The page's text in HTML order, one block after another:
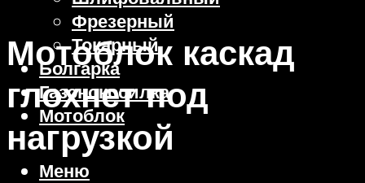
Фрезерный
Токарный
Болгарка
Газонокосилка
Мотоблок
Меню
Мотоблок каскад
глохнет под
нагрузкой